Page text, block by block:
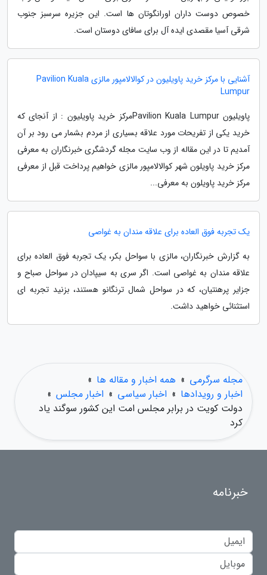
خصوص دوست داران اورانگوتان ها است. این جزیره سرسبز جنوب
شرقی آسیا مقصدی ایده آل برای سافای دوستان است.
آشنایی با مرکز خرید پاویلیون در کوالالامپور مالزی Pavilion Kuala
Lumpur
پاویلیون Pavilion Kuala Lumpurمرکز خرید پاویلیون : از آنجای که
خرید یکی از تفریحات مورد علاقه بسیاری از مردم بشمار می رود بر آن
آمدیم تا در این مقاله از وب سایت مجله گردشگری خبرنگاران به معرفی
مرکز خرید پاویلون شهر کوالالامپور مالزی خواهیم پرداخت قبل از معرفی
مرکز خرید پاویلون به معرفی...
یک تجربه فوق العاده برای علاقه مندان به غواصی
به گزارش خبرنگاران، مالزی با سواحل بکر، یک تجربه فوق العاده برای
علاقه مندان به غواصی است. اگر سری به سیپادان در سواحل صباح و
جزایر پرهنتیان، که در سواحل شمال ترنگانو هستند، بزنید تجربه ای
استثنائی خواهید داشت.
مجله سرگرمی » همه اخبار و مقاله ها »
اخبار و رویدادها » اخبار سیاسی » اخبار مجلس »
دولت کویت در برابر مجلس امت این کشور سوگند یاد
کرد
خبرنامه